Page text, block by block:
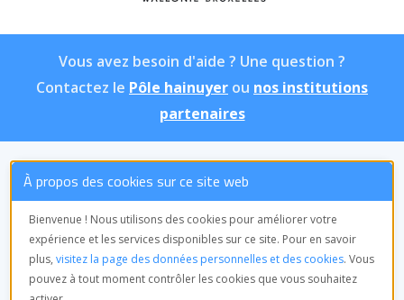
À propos des cookies sur ce site web
Bienvenue ! Nous utilisons des cookies pour améliorer votre
expérience et les services disponibles sur ce site. Pour en savoir
plus,visitez la page des données personnelles et des cookies. Vous
pouvez à tout moment contrôler les cookies que vous souhaitez
Vous avez besoin d'aide ? Une question ?
Contactez le Pôle hainuyer ou nos institutions
partenaires
ASBL Pôle hainuyer
Équipe de
coordination
Avenue Frère Orban, 9
7000 Mons